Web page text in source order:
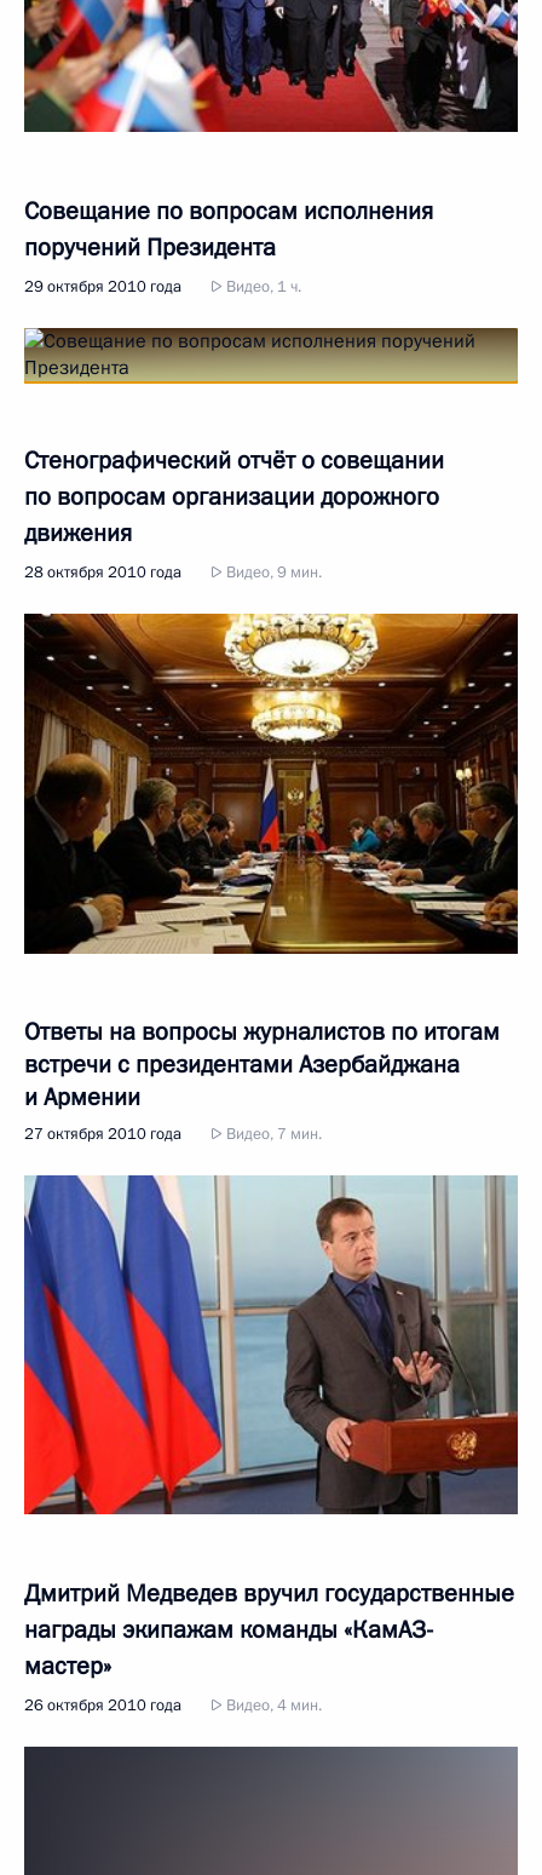
Совещание по вопросам исполнения
поручений Президента
29 октября 2010 года Видео, 1 ч.
Стенографический отчёт о совещании
по вопросам организации дорожного
движения
28 октября 2010 года Видео, 9 мин.
Ответы на вопросы журналистов по итогам
встречи с президентами Азербайджана
и Армении
27 октября 2010 года Видео, 7 мин.
Дмитрий Медведев вручил государственные
награды экипажам команды «КамАЗ-
мастер»
26 октября 2010 года Видео, 4 мин.